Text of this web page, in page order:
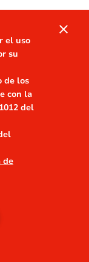
contraseña?
el uso
su
de los
con la
del
de
close